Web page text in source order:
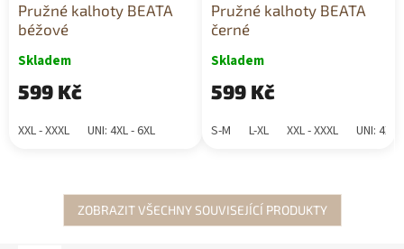
Pružné kalhoty BEATA
béžové
Skladem
599 Kč
XXL - XXXL UNI: 4XL - 6XL
Pružné kalhoty BEATA
černé
Skladem
599 Kč
S-M L-XL XXL - XXXL UNI: 4XL
ZOBRAZIT VŠECHNY SOUVISEJÍCÍ PRODUKTY